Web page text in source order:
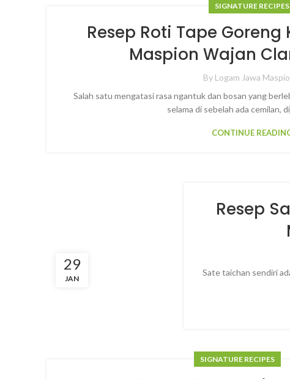
SIGNATURE RECIPES
Resep Roti Tape Goreng
Maspion Wajan
By Logam Jawa
Salah satu mengatasi rasa ngantuk dan bosan yang
selama di sebelah ada cemilan,
CONTINUE
29
JAN
Resep
Sate taichan sendiri
SIGNATURE RECIPES